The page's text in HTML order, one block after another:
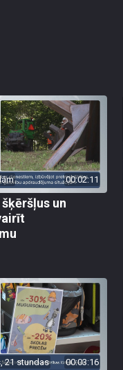
00:02:11
un
21 stundas 00:03:16